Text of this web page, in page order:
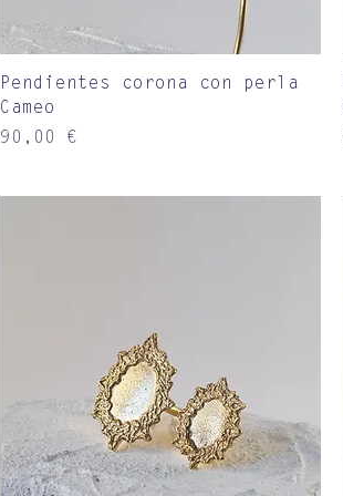
Vista rápida
Pendientes corona con perla
Cameo
Precio
90,00 €